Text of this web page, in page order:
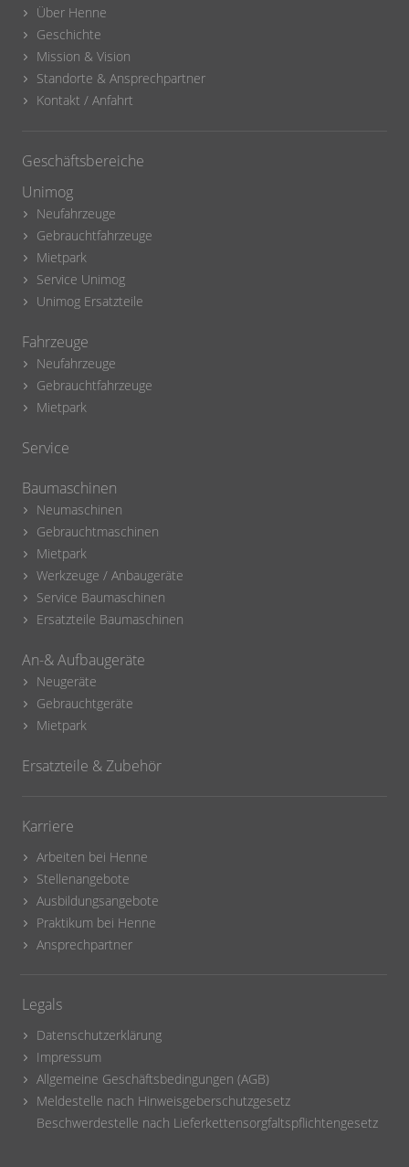
Über Henne
Geschichte
Mission & Vision
Standorte & Ansprechpartner
Kontakt / Anfahrt
Geschäftsbereiche
Unimog
Neufahrzeuge
Gebrauchtfahrzeuge
Mietpark
Service Unimog
Unimog Ersatzteile
Fahrzeuge
Neufahrzeuge
Gebrauchtfahrzeuge
Mietpark
Service
Baumaschinen
Neumaschinen
Gebrauchtmaschinen
Mietpark
Werkzeuge / Anbaugeräte
Service Baumaschinen
Ersatzteile Baumaschinen
An-& Aufbaugeräte
Neugeräte
Gebrauchtgeräte
Mietpark
Ersatzteile & Zubehör
Karriere
Arbeiten bei Henne
Stellenangebote
Ausbildungsangebote
Praktikum bei Henne
Ansprechpartner
Legals
Datenschutzerklärung
Impressum
Allgemeine Geschäftsbedingungen (AGB)
Meldestelle nach Hinweisgeberschutzgesetz
Beschwerdestelle nach Lieferkettensorgfaltspflichtengesetz